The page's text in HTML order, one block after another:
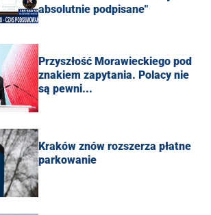
absolutnie podpisane"
Przyszłość Morawieckiego pod
znakiem zapytania. Polacy nie
są pewni...
Kraków znów rozszerza płatne
parkowanie